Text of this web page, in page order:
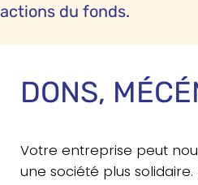
actions du fonds.
DONS,
Votre entre­prise peut
une société plus